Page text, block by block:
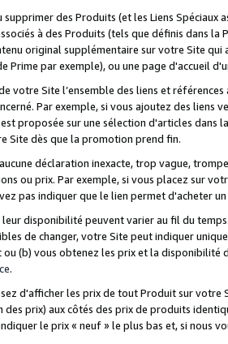
des Produits (et les Liens
à des Produits (tels que définis dans
original supplémentaire sur votre Site qui
Prime par exemple), ou une page d'accueil
votre Site l’ensemble des liens et
Par exemple, si vous ajoutez des
proposée sur une sélection d'articles
Site dès que la promotion prend fin.
déclaration inexacte, trop vague,
ou prix. Par exemple, si vous placez sur
pas indiquer que le lien permet d'acheter
leur disponibilité peuvent varier au fil du
de changer, votre Site peut indiquer
(b) vous obtenez les prix et la disponibilité
.
d'afficher les prix de tout Produit sur
des prix) aux côtés des prix de produits
le prix « neuf » le plus bas et, si nous